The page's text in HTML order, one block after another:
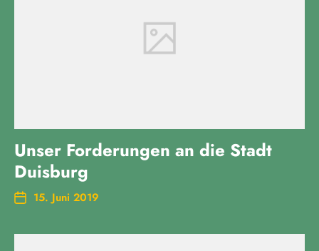
Unser Forderungen an die Stadt
Duisburg
15. Juni 2019